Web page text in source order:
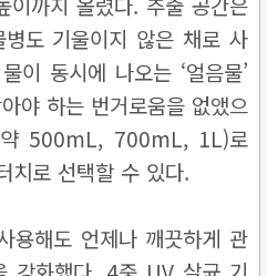
도 기울이지 않은 채로 사
이 동시에 나오는 ‘얼음물’
야 하는 번거로움을 없앴으
500mL, 700mL, 1L)로
치로 선택할 수 있다.
용해도 언제나 깨끗하게 관